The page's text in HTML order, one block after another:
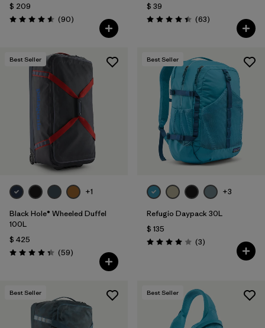
$ 209
Valoración: 4.6 / 5
(90Comentarios
)
$ 39
Valoración: 4.4 / 5
(63Comentarios
)
Best Seller
+1
Black Hole® Wheeled Duffel
100L
$ 425
Valoración: 4.3 / 5
(59Comentarios
)
Best Seller
+3
Refugio Daypack 30L
$ 135
Valoración: 4.0 / 5
(3Comentarios
)
Best Seller Best Seller